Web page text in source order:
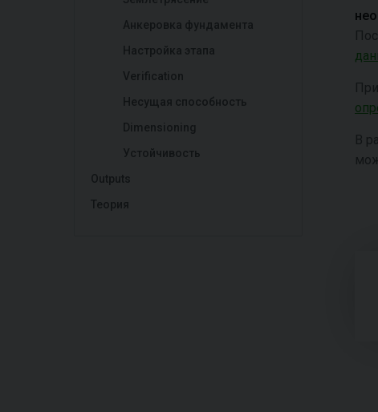
Анкеровка фундамента
Настройка этапа
Verification
Несущая способность
Dimensioning
Устойчивость
Outputs
Теория
В